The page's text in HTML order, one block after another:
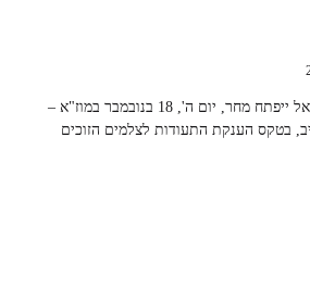
אירוע הצילום המרכזי בישראל ייפתח מחר, יום ה', 18 בנובמבר במוז"א –
בטקס הענקת התעודות לצלמים הזוכים